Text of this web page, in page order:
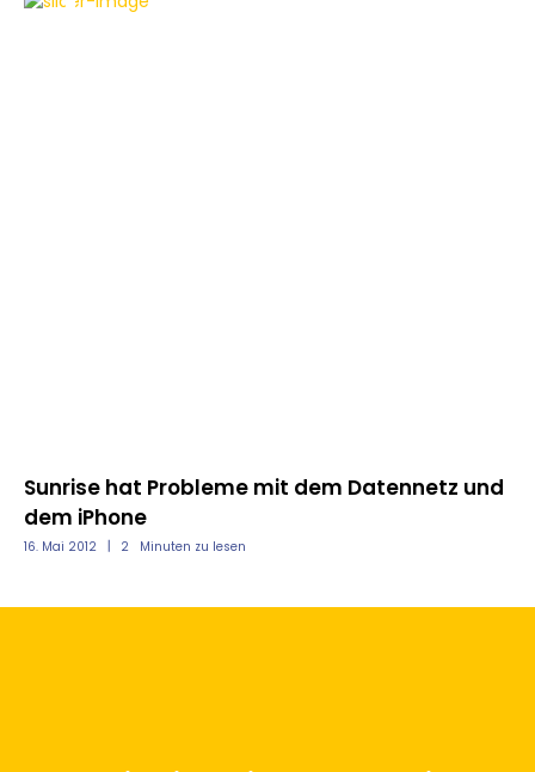
APPLE
Sunrise hat Probleme mit dem Datennetz und
dem iPhone
16. Mai 2012 2 Minuten zu lesen